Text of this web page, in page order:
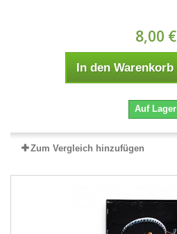
8,00 €
In den Warenkorb
Auf Lager
Zum Vergleich hinzufügen